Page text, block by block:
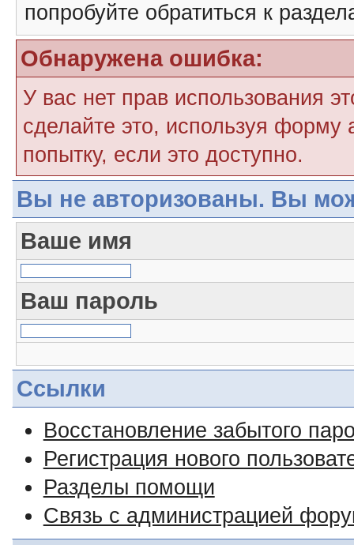
попробуйте обратиться к
Обнаружена ошибка:
У вас нет прав использования
сделайте это, используя форму
попытку, если это доступно.
Вы не авторизованы. Вы
Ваше имя
Ваш пароль
Ссылки
Восстановление забытого
Регистрация нового
Разделы помощи
Связь с администрацией